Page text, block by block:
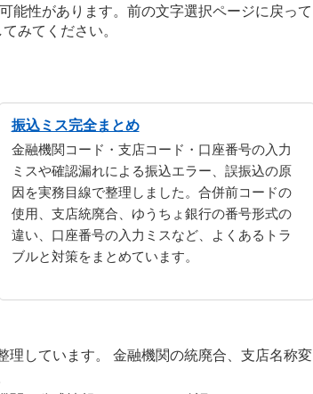
能性があります。前の文字選択ページに戻って
みてください。
振込ミス完全まとめ
金融機関コード・支店コード・口座番号の入力
ミスや確認漏れによる振込エラー、誤振込の原
因を実務目線で整理しました。合併前コードの
使用、支店統廃合、ゆうちょ銀行の番号形式の
違い、口座番号の入力ミスなど、よくあるトラ
ブルと対策をまとめています。
しています。 金融機関の統廃合、支店名称変